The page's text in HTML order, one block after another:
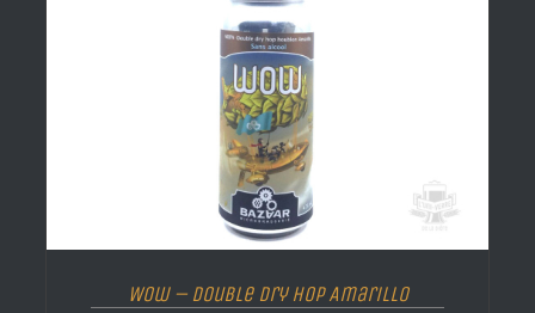
Wow – Double Dry Hop Amarillo